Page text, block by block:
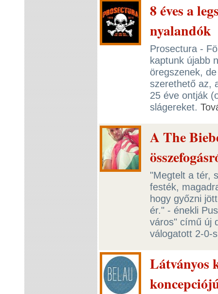
8 éves a
nyalandók
Prosectura -
kaptunk újabb
öregszenek,
szerethető az,
25 éve ontják
slágereket.
A The
"Megtelt a tér,
festék,
hogy győzni
ér." - énekli
város" című új
válogatott 2-0-
Látványos